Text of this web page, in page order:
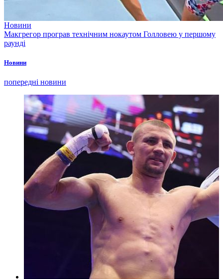
Новини
Макгрегор програв технічним нокаутом Голловею у першому
раунді
Новини
попередні новини